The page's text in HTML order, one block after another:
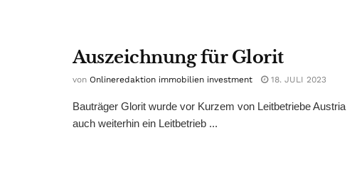
Auszeichnung für Glorit
von Onlineredaktion immobilien investment 18. JULI 2023
Bauträger Glorit wurde vor Kurzem von Leitbetriebe
auch weiterhin ein Leitbetrieb ...